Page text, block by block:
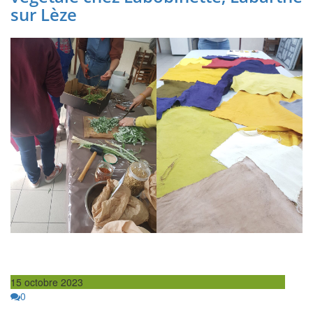
sur Lèze
15 octobre 2023
0